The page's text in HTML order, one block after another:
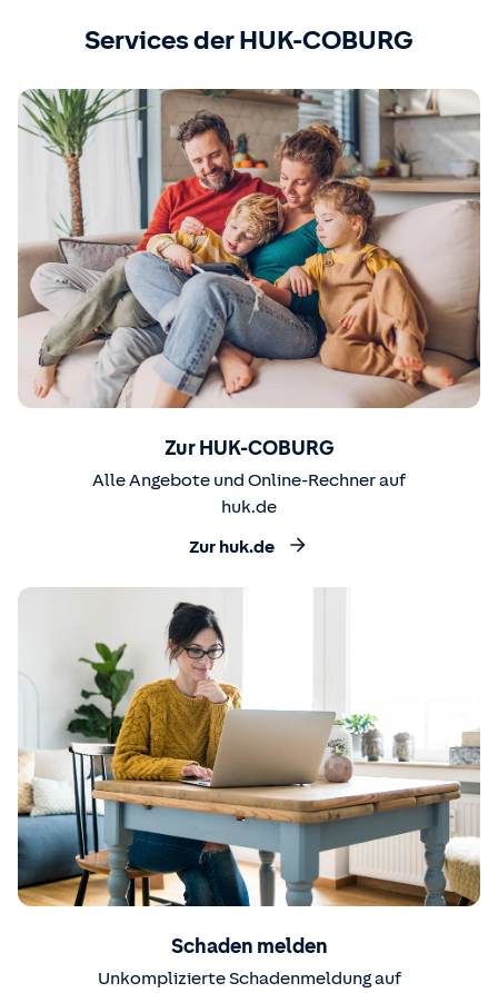
Services der HUK-COBURG
Zur HUK-COBURG
Alle Angebote und Online-Rechner auf
huk.de
Zur huk.de
Schaden melden
Unkomplizierte Schadenmeldung auf